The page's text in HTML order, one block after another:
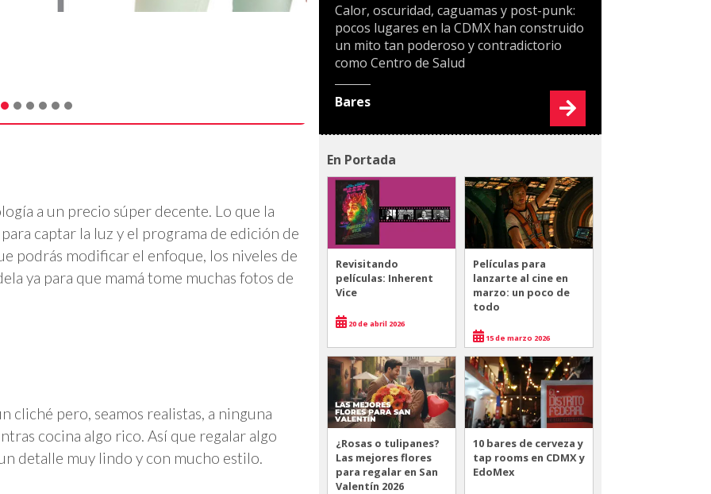
a un precio súper decente. Lo que la
captar la luz y el programa de edición de
podrás modificar el enfoque, los niveles de
ya para que mamá tome muchas fotos de
cliché pero, seamos realistas, a ninguna
cocina algo rico. Así que regalar algo
detalle muy lindo y con mucho estilo.
Calor, oscuridad, caguamas y post-punk:
pocos lugares en la CDMX han construido
un mito tan poderoso y contradictorio
como Centro de Salud
Bares
En Portada
Revisitando
películas: Inherent
Vice
20 de abril 2026
Películas para
lanzarte al cine en
marzo: un poco de
todo
15 de marzo 2026
¿Rosas o tulipanes?
Las mejores flores
para regalar en San
Valentín 2026
10 bares de cerveza y
tap rooms en CDMX y
EdoMex